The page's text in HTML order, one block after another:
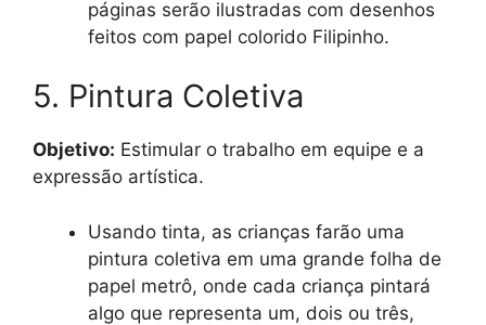
páginas serão ilustradas com desenhos
feitos com papel colorido Filipinho.
5. Pintura Coletiva
Objetivo: Estimular o trabalho em equipe e a
expressão artística.
Usando tinta, as crianças farão uma
pintura coletiva em uma grande folha de
papel metrô, onde cada criança pintará
algo que representa um, dois ou três,